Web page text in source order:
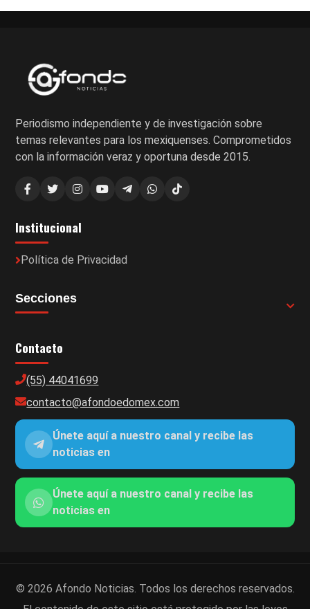
entradas
Periodismo independiente y de investigación sobre
temas relevantes para los mexiquenses. Comprometidos
con la información veraz y oportuna desde 2015.
Institucional
Política de Privacidad
Secciones
Contacto
(55) 44041699
contacto@afondoedomex.com
Únete aquí a nuestro canal y recibe las
noticias en
Únete aquí a nuestro canal y recibe las
noticias en
© 2026 Afondo Noticias. Todos los derechos reservados.